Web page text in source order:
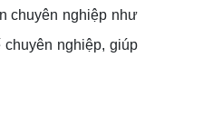
chuyên nghiệp như
nghiệp, giúp